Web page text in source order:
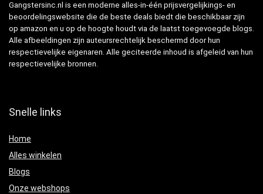
Gangstersinc.nl is een moderne alles-in-één prijsvergelijkings- en
beoordelingswebsite die de beste deals biedt die beschikbaar zijn
op amazon en u op de hoogte houdt via de laatst toegevoegde blogs.
Alle afbeeldingen zijn auteursrechtelijk beschermd door hun
respectievelijke eigenaren. Alle geciteerde inhoud is afgeleid van hun
respectievelijke bronnen.
Snelle links
Home
Alles winkelen
Blogs
Onze webshops